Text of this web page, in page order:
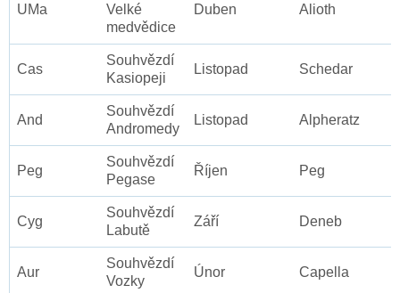
UMa
Velké
medvědice
Duben Alioth
Cas
Souhvězdí
Kasiopeji
Listopad Schedar
And
Souhvězdí
Andromedy
Listopad Alpheratz
Peg
Souhvězdí
Pegase
Říjen Peg
Cyg
Souhvězdí
Labutě
Září Deneb
Aur
Souhvězdí
Vozky
Únor Capella